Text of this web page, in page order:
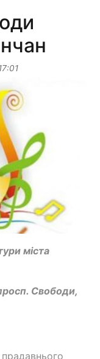
міста
Свободи,
прадавнього